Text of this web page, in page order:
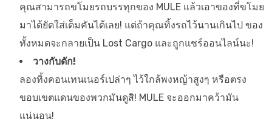
คุณสามารถขโมยรถบรรทุกของ MULE แล้วเอาของที่ขโมย
มาได้ยัดใส่เต็มคันได้เลย! แต่ถ้าคุณทิ้งรถไว้นานเกินไป ของ
ทั้งหมดจะกลายเป็น Lost Cargo และถูกแชร์ออนไลน์นะ!
วางกับดัก!
ลองทิ้งคอนเทนเนอร์เปล่าๆ ไว้ใกล้พงหญ้าสูงๆ หรือตรง
ขอบเขตแดนของพวกมันดูสิ! MULE จะออกมาคว้ามัน
แน่นอน!